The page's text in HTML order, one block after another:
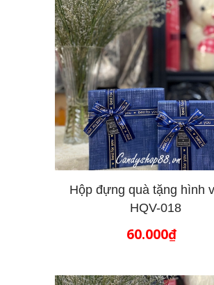
Hộp đựng quà tặng hình
HQV-018
60.000₫